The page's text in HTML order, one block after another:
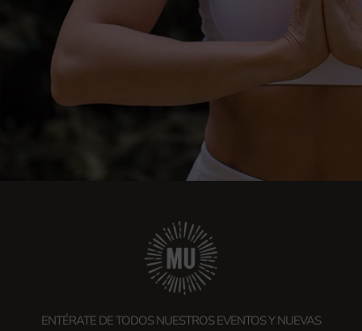
ENTÉRATE DE TODOS NUESTROS EVENTOS Y NUEVAS